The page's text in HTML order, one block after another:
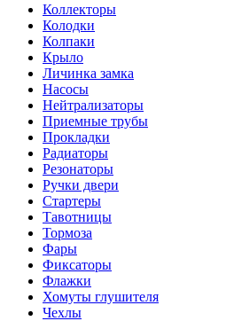
Коллекторы
Колодки
Колпаки
Крыло
Личинка замка
Насосы
Нейтрализаторы
Приемные трубы
Прокладки
Радиаторы
Резонаторы
Ручки двери
Стартеры
Тавотницы
Тормоза
Фары
Фиксаторы
Флажки
Хомуты глушителя
Чехлы